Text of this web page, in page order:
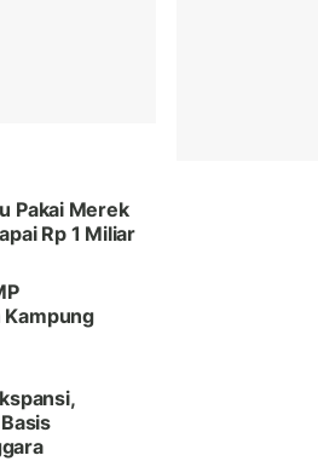
Pakai Merek
Rp 1 Miliar
Kampung